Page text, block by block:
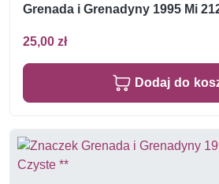
Grenada i Grenadyny 1995 Mi
25,00 zł
Dodaj do